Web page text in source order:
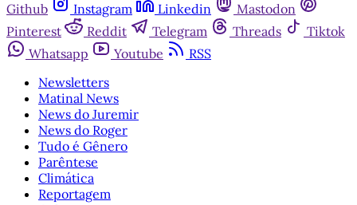
Github
Instagram Linkedin
Mastodon
Pinterest
Reddit Telegram Threads
Tiktok
Whatsapp
Youtube
RSS
Newsletters
Matinal News
News do Juremir
News do Roger
Tudo é Gênero
Parêntese
Climática
Reportagem